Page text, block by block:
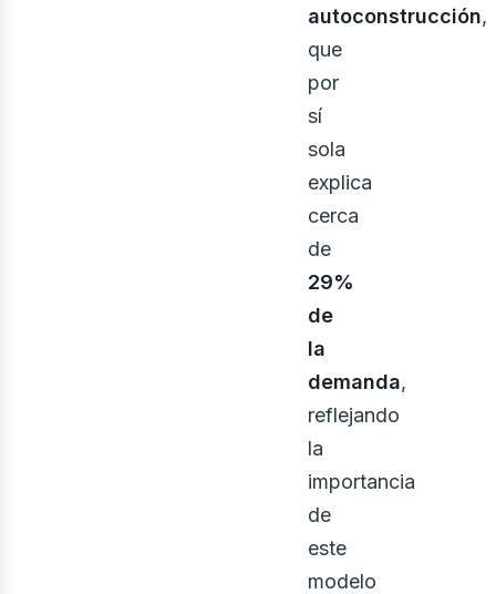
autoconstrucción,
que
por
sí
sola
explica
cerca
de
29%
de
la
demanda,
reflejando
la
importancia
de
este
modelo